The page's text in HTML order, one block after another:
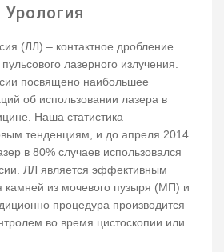
Урология
(ЛЛ) – контактное дробление
лазерного излучения.
посвящено наибольшее
об использовании лазера в
Наша статистика
тенденциям, и до апреля 2014
в 80% случаев использовался
ЛЛ является эффективным
камней из мочевого пузыря (МП) и
процедура производится
во время цистоскопии или